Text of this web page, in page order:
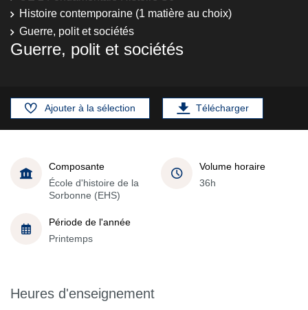
Histoire contemporaine (1 matière au choix)
Guerre, polit et sociétés
Guerre, polit et sociétés
Ajouter à la sélection Télécharger
Composante
École d'histoire de la
Sorbonne (EHS)
Volume horaire
36h
Période de l'année
Printemps
Heures d'enseignement